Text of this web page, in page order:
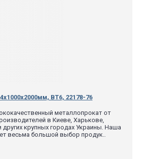
ВТ6, 22178-76
металлопрокат от
в Киеве, Харькове,
крупных городах Украины. Наша
весьма большой выбор продук..